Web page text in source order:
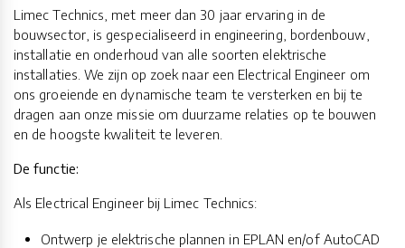
Limec Technics, met meer dan 30 jaar ervaring in de
bouwsector, is gespecialiseerd in engineering, bordenbouw,
installatie en onderhoud van alle soorten elektrische
installaties. We zijn op zoek naar een Electrical Engineer om
ons groeiende en dynamische team te versterken en bij te
dragen aan onze missie om duurzame relaties op te bouwen
en de hoogste kwaliteit te leveren.
De functie:
Als Electrical Engineer bij Limec Technics:
Ontwerp je elektrische plannen in EPLAN en/of AutoCAD